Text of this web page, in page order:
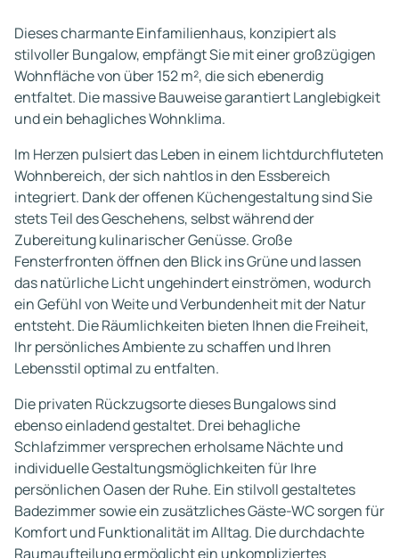
Dieses charmante Einfamilienhaus, konzipiert als
stilvoller Bungalow, empfängt Sie mit einer großzügigen
Wohnfläche von über 152 m², die sich ebenerdig
entfaltet. Die massive Bauweise garantiert Langlebigkeit
und ein behagliches Wohnklima.
Im Herzen pulsiert das Leben in einem lichtdurchfluteten
Wohnbereich, der sich nahtlos in den Essbereich
integriert. Dank der offenen Küchengestaltung sind Sie
stets Teil des Geschehens, selbst während der
Zubereitung kulinarischer Genüsse. Große
Fensterfronten öffnen den Blick ins Grüne und lassen
das natürliche Licht ungehindert einströmen, wodurch
ein Gefühl von Weite und Verbundenheit mit der Natur
entsteht. Die Räumlichkeiten bieten Ihnen die Freiheit,
Ihr persönliches Ambiente zu schaffen und Ihren
Lebensstil optimal zu entfalten.
Die privaten Rückzugsorte dieses Bungalows sind
ebenso einladend gestaltet. Drei behagliche
Schlafzimmer versprechen erholsame Nächte und
individuelle Gestaltungsmöglichkeiten für Ihre
persönlichen Oasen der Ruhe. Ein stilvoll gestaltetes
Badezimmer sowie ein zusätzliches Gäste-WC sorgen für
Komfort und Funktionalität im Alltag. Die durchdachte
Raumaufteilung ermöglicht ein unkompliziertes